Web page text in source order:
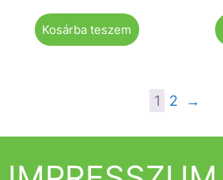
Kosárba teszem
1 2 →